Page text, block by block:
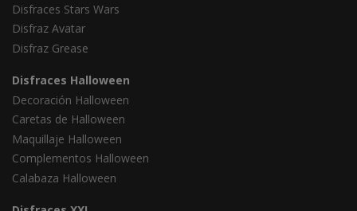
Disfraces Stars Wars
Disfraz Avatar
Disfraz Grease
Disfraces Halloween
Decoración Halloween
Caretas de Halloween
Maquillaje Halloween
Complementos Halloween
Calabaza Halloween